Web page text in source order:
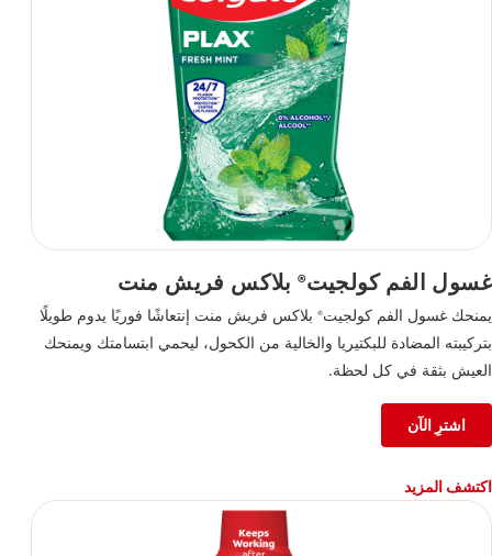
غسول الفم كولجيت®بلاكس فريش منت
يمنحك غسول الفم كولجيت® بلاكس فريش منت إنتعاشًا فوريًا يدوم طويلًا
بتركيبته المضادة للبكتيريا والخالية من الكحول، ليحمي ابتسامتك ويمنحك
العيش بثقة في كل لحظة.
اشترِ الآن
اكتشف المزيد